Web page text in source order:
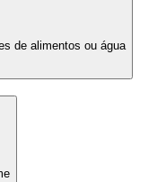
de alimentos ou água